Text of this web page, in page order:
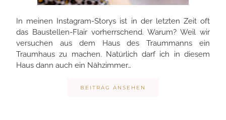
In meinen Instagram-Storys ist in der letzten Zeit oft
das Baustellen-Flair vorherrschend. Warum? Weil wir
versuchen aus dem Haus des Traummanns ein
Traumhaus zu machen. Natürlich darf ich in diesem
Haus dann auch ein Nähzimmer…
BEITRAG ANSEHEN